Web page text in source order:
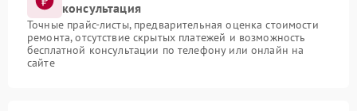
консультация
Точные прайс-листы, предварительная оценка стоимости
ремонта, отсутствие скрытых платежей и возможность
бесплатной консультации по телефону или онлайн на
сайте